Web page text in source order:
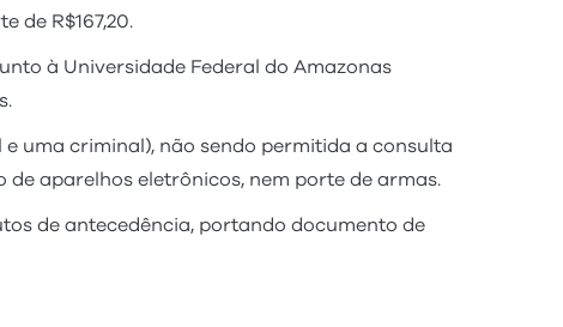
de R$167,20.
à Universidade Federal do Amazonas
uma criminal), não sendo permitida a consulta
aparelhos eletrônicos, nem porte de armas.
de antecedência, portando documento de